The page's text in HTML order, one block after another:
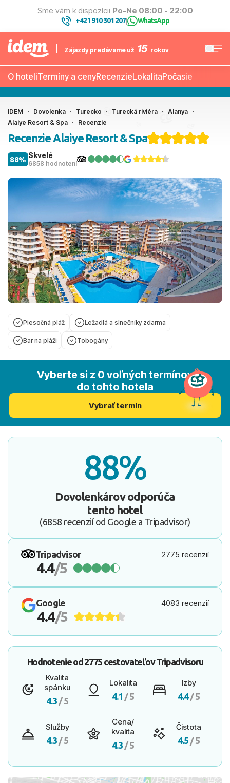
Sme vám k dispozícii Po-Ne 08:00 - 22:00
+421 910 301 207| WhatsApp
Zájazdy predávame už 15 rokov
O hoteliTermíny a cenyRecenzieLokalitaPočasie
IDEM Dovolenka Turecko Turecká riviéra
Alanya
Alaiye Resort & Spa
Recenzie
Recenzie Alaiye Resort & Spa
Skvelé
6858 hodnotení
88%
Piesočná pláž Ležadlá a slnečníky zdarma
Bar na pláži Tobogány
Vyberte si z 0 voľných termínov
do tohto hotela
Vybrať termín
88%
Dovolenkárov odporúča
tento hotel
(6858 recenzií od Google a Tripadvisor)
Tripadvisor 2775 recenzií
4.4/5
Google 4083 recenzií
4.4/5
Hodnotenie od 2775 cestovateľovTripadvisoru
Kvalita
spánku
4.3 / 5
Lokalita
4.1 / 5
Izby
4.4/ 5
Služby
4.3 / 5
Cena/
kvalita
4.3 / 5
Čistota
4.5 / 5